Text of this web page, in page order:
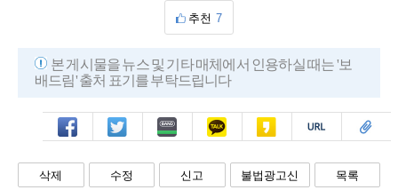
추천 7
본 게시물을 뉴스 및 기타 매체에서 인용하실 때는 '보
배드림' 출처 표기를 부탁드립니다
페북 트윗 밴드 카톡 카스 복사 스크랩
삭제 수정 신고
불법광고신
목록